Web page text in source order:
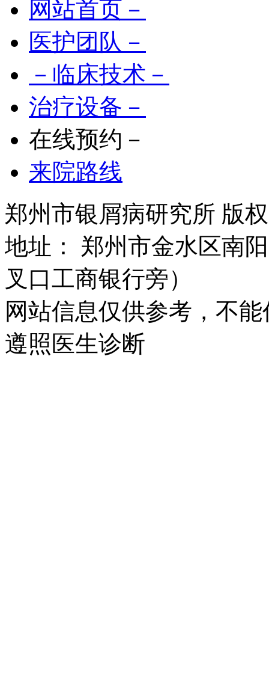
网站首页－
医护团队－
－临床技术－
治疗设备－
在线预约－
来院路线
郑州市银屑病研究所 版
地址： 郑州市金水区南
叉口工商银行旁）
网站信息仅供参考，不
遵照医生诊断